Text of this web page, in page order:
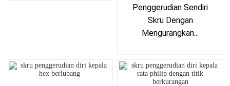
Penggerudian Sendiri
Skru Dengan
Mengurangkan...